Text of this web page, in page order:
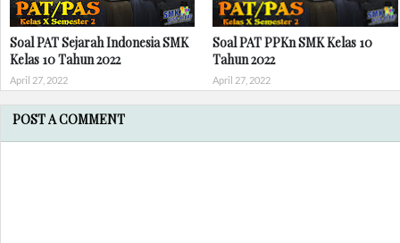
Soal PAT Sejarah Indonesia SMK
Kelas 10 Tahun 2022
April 27, 2022
Soal PAT PPKn SMK Kelas 10
Tahun 2022
April 27, 2022
POST A COMMENT